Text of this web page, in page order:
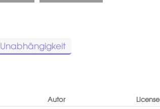
Unabhängigkeit
Autor License